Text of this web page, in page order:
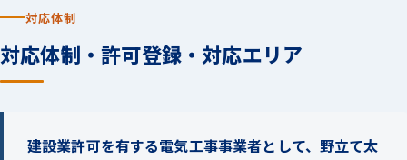
対応体制
対応体制・許可登録・対応エリア
建設業許可を有する電気工事事業者として、野立て太